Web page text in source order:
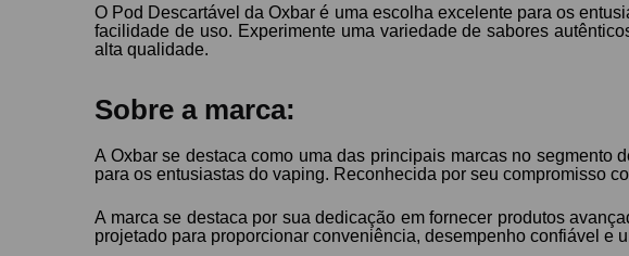
O Pod Descartável da Oxbar é uma escolha excelente para os
facilidade de uso. Experimente uma variedade de sabores
alta qualidade.
Sobre a marca:
A Oxbar se destaca como uma das principais marcas no
para os entusiastas do vaping. Reconhecida por seu compromisso
A marca se destaca por sua dedicação em fornecer produtos
projetado para proporcionar conveniência, desempenho confiável e